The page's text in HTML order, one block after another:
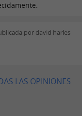
por david harles
LAS OPINIONES